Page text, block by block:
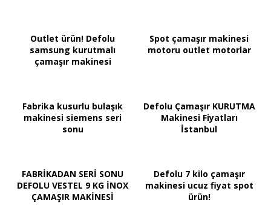
Outlet ürün! Defolu
samsung kurutmalı
çamaşır makinesi
Spot çamaşır makinesi
motoru outlet motorlar
Fabrika kusurlu bulaşık
makinesi siemens seri
sonu
Defolu Çamaşır KURUTMA
Makinesi Fiyatları
İstanbul
FABRİKADAN SERİ SONU
DEFOLU VESTEL 9 KG İNOX
ÇAMAŞIR MAKİNESİ
Defolu 7 kilo çamaşır
makinesi ucuz fiyat spot
ürün!